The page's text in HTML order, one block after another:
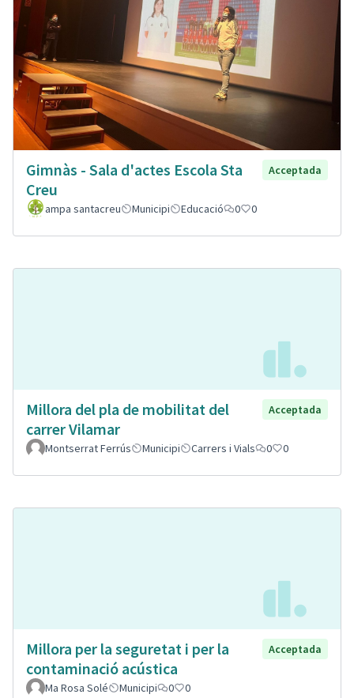
Gimnàs - Sala d'actes Escola Sta
Creu
Acceptada
ampa santacreu Municipi Educació 0 0
Millora del pla de mobilitat del
carrer Vilamar
Acceptada
Montserrat Ferrús Municipi Carrers i Vials 0 0
Millora per la seguretat i per la
contaminació acústica
Acceptada
Ma Rosa Solé Municipi 0 0